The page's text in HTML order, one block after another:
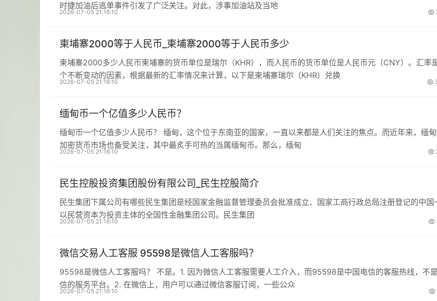
时捷加油后逃单事件引发了广泛关注。对此，涉事加油站及当地
2026-07-05 21:16:10
柬埔寨2000等于人民币_柬埔寨2000等于人民币多少
柬埔寨2000多少人民币柬埔寨的货币单位是瑞尔（KHR），而人民币的货币单位是人民币元（CNY）。汇率
个不断变动的因素，根据最新的汇率情况来计算，以下是柬埔寨瑞尔（KHR）兑换
2026-07-05 21:16:10
缅甸币一个亿值多少人民币？
缅甸币一个亿值多少人民币？ 缅甸，这个位于东南亚的国家，一直以来都是人们关注的焦点。而近年来，缅
加密货币市场也备受关注，其中最炙手可热的当属缅甸币。那么，缅甸
2026-07-05 21:16:10
民生控股投资集团股份有限公司_民生控股简介
民生集团下属公司有哪些民生集团是经国家金融监督管理委员会批准成立、国家工商行政总局注册登记的中国
以民营资本为投资主体的全国性金融集团公司。民生集团
2026-07-05 21:16:10
微信交易人工客服 95598是微信人工客服吗？
95598是微信人工客服吗？ 不是。1. 因为微信人工客服需要人工介入，而95598是中国电信的客服热线，不
信的服务平台。2. 在微信上，用户可以通过微信客服订阅，一些公众
2026-07-05 21:16:10